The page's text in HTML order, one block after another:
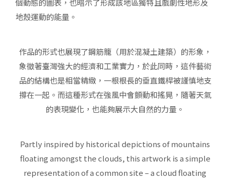
個動態的圖表，也暗示了形成該地區獨特且戲劇性地形及
地殼運動的能量。
作品的形式也展現了鋼筋籠（用於混凝土建築）的形象，
象徵著臺灣強大的經濟和工業實力，於此同時，這件藝術
品的結構也是相當精緻，一根根長的垂直鐵桿被謹慎地支
撐在一起。而這種形式在強風中會顫動和搖晃，隨著天氣
的表現變化，也能夠展示大自然的力量。
Partly inspired by historical depictions of mountains
floating amongst the clouds, this artwork is a simple
representation of a common site – a cloud floating